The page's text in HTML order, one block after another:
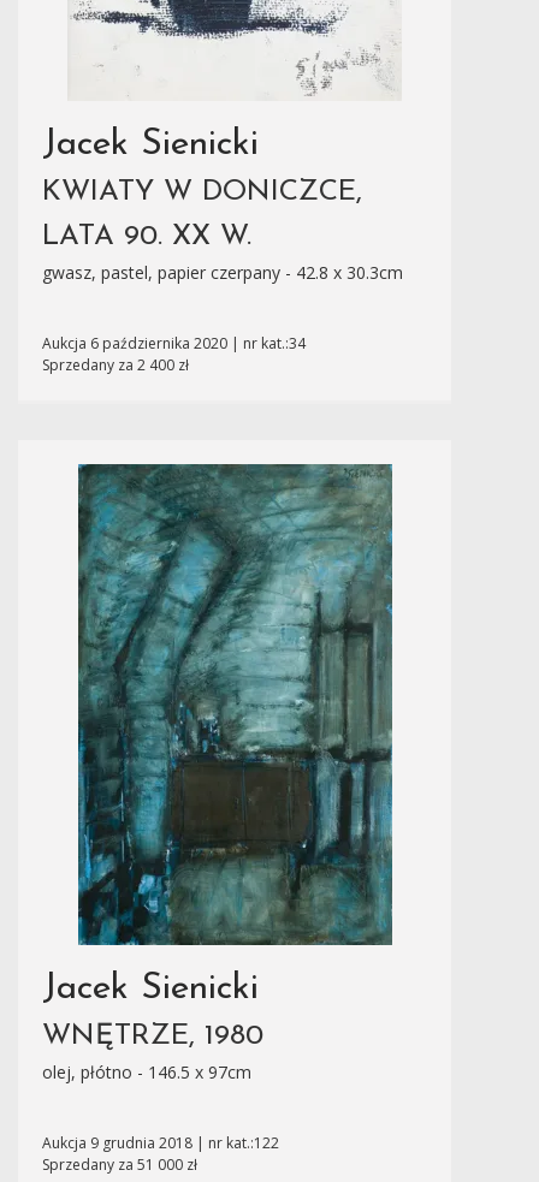
Jacek Sienicki
KWIATY W DONICZCE,
LATA 90. XX W.
gwasz, pastel, papier czerpany - 42.8 x 30.3cm
Aukcja 6 października 2020 | nr kat.:34
Sprzedany za 2 400 zł
Jacek Sienicki
WNĘTRZE, 1980
olej, płótno - 146.5 x 97cm
Aukcja 9 grudnia 2018 | nr kat.:122
Sprzedany za 51 000 zł